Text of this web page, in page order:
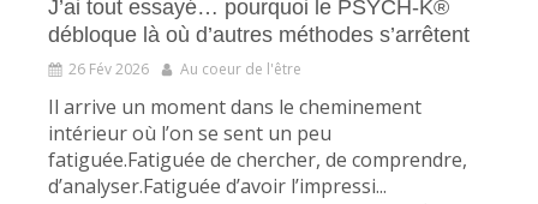
J’ai tout essayé… pourquoi le PSYCH-K®
débloque là où d’autres méthodes s’arrêtent
26 Fév 2026 Au coeur de l'être
Il arrive un moment dans le cheminement
intérieur où l’on se sent un peu
fatiguée.Fatiguée de chercher, de comprendre,
d’analyser.Fatiguée d’avoir l’impressi...